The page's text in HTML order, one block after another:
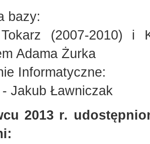
bazy:
(2007-2010) i
Adama Żurka
Informatyczne:
Jakub Ławniczak
2013 r.